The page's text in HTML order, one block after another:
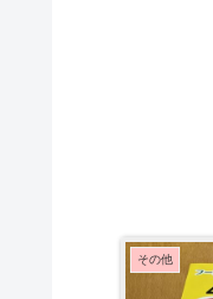
その他